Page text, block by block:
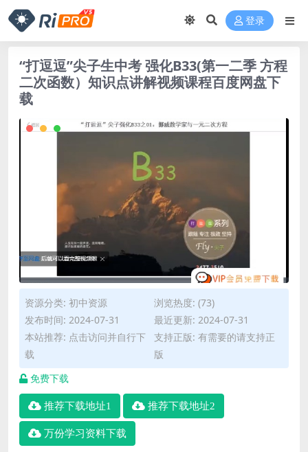
登录
“打逗逗”尖子生中考 强化B33(第一二季 方程
二次函数）知识点讲解视频课程百度网盘下
载
资源分类: 初中资源
浏览热度: (73)
发布时间: 2024-07-31
最近更新: 2024-07-31
本站推荐: 点击访问并自行下
载
支持正版: 有需要的请支持正
版
免费下载
推荐下载地址1 推荐下载地址2
万份学习资料下载